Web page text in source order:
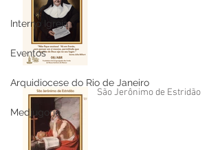
Interno Igreja
Eventos
Arquidiocese do Rio de Janeiro
Medjugorje
São Jerônimo de Estridão